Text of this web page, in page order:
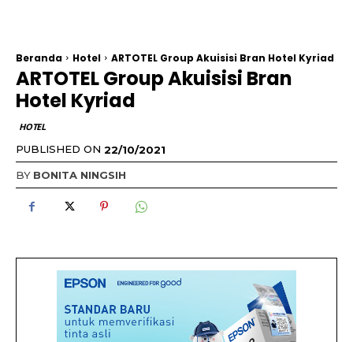
Beranda Hotel ARTOTEL Group Akuisisi Bran Hotel Kyriad
ARTOTEL Group Akuisisi Bran
Hotel Kyriad
HOTEL
PUBLISHED ON 22/10/2021
BY BONITA NINGSIH